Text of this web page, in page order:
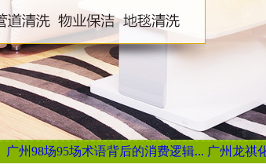
95场术语背后的消费逻辑... 广州龙祺化龙98场...